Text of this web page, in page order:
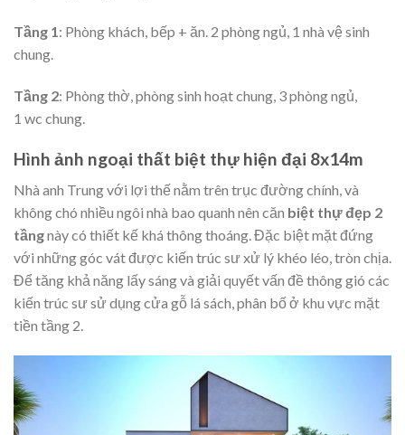
Tầng 1: Phòng khách, bếp + ăn. 2 phòng ngủ, 1 nhà vệ sinh
chung.
Tầng 2: Phòng thờ, phòng sinh hoạt chung, 3 phòng ngủ,
1 wc chung.
Hình ảnh ngoại thất biệt thự hiện đại 8x14m
Nhà anh Trung với lợi thế nằm trên trục đường chính, và
không chó nhiều ngôi nhà bao quanh nên căn biệt thự đẹp 2
tầngnày có thiết kế khá thông thoáng. Đặc biệt mặt đứng
với những góc vát được kiến trúc sư xử lý khéo léo, tròn chịa.
Để tăng khả năng lấy sáng và giải quyết vấn đề thông gió các
kiến trúc sư sử dụng cửa gỗ lá sách, phân bố ở khu vực mặt
tiền tầng 2.